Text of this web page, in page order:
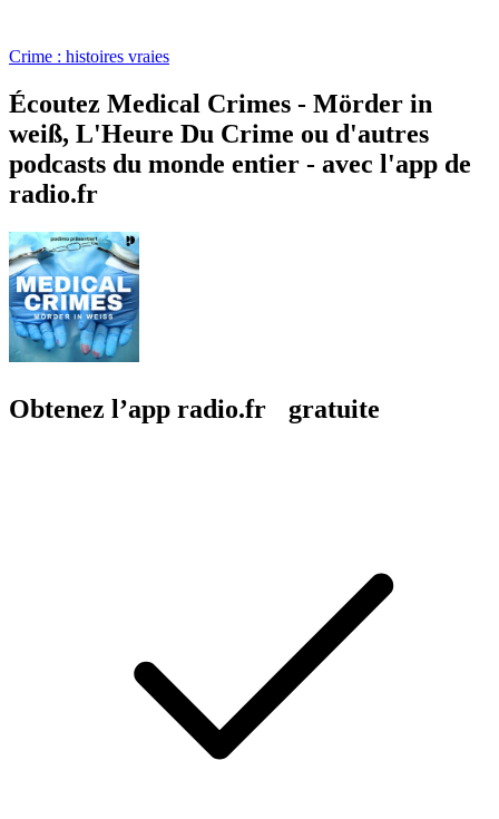
Crime : histoires vraies
Écoutez Medical Crimes - Mörder in
weiß, L'Heure Du Crime ou d'autres
podcasts du monde entier - avec l'app de
radio.fr
Obtenez l’app radio.fr gratuite